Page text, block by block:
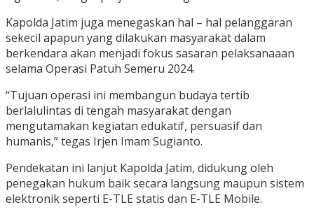
Kapolda Jatim juga menegaskan hal – hal pelanggaran
sekecil apapun yang dilakukan masyarakat dalam
berkendara akan menjadi fokus sasaran pelaksanaaan
selama Operasi Patuh Semeru 2024.
“Tujuan operasi ini membangun budaya tertib
berlalulintas di tengah masyarakat dengan
mengutamakan kegiatan edukatif, persuasif dan
humanis,” tegas Irjen Imam Sugianto.
Pendekatan ini lanjut Kapolda Jatim, didukung oleh
penegakan hukum baik secara langsung maupun sistem
elektronik seperti E-TLE statis dan E-TLE Mobile.